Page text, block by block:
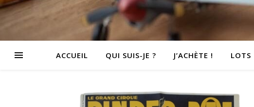
ACCUEIL QUI SUIS-JE ? J’ACHÈTE ! LOTS